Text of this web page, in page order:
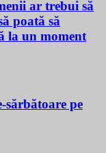
ar trebui să
poată să
la un moment
sărbătoare pe